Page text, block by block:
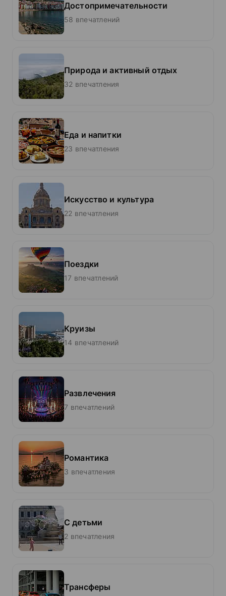
Достопримечательности
58 впечатлений
Природа и активный отдых
32 впечатления
Еда и напитки
23 впечатления
Искусство и культура
22 впечатления
Поездки
17 впечатлений
Круизы
14 впечатлений
Развлечения
7 впечатлений
Романтика
3 впечатления
С детьми
2 впечатления
Трансферы